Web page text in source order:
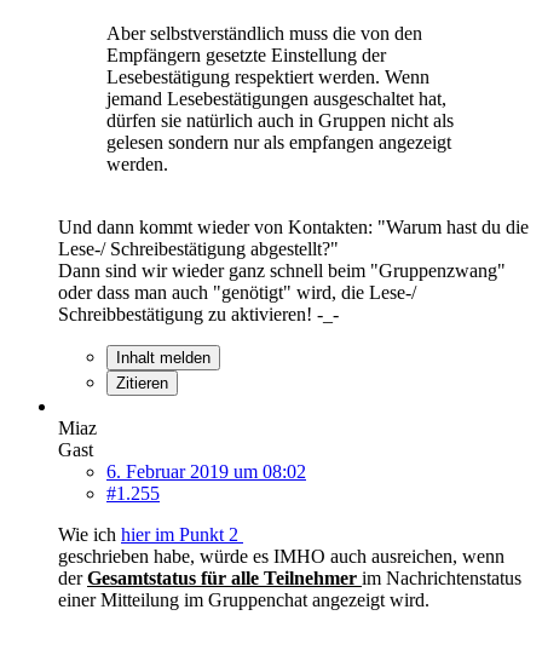
Aber selbstverständlich muss die von den
Empfängern gesetzte Einstellung der
Lesebestätigung respektiert werden. Wenn
jemand Lesebestätigungen ausgeschaltet hat,
dürfen sie natürlich auch in Gruppen nicht als
gelesen sondern nur als empfangen angezeigt
werden.
Und dann kommt wieder von Kontakten: "Warum hast du die
Lese-/ Schreibestätigung abgestellt?"
Dann sind wir wieder ganz schnell beim "Gruppenzwang"
oder dass man auch "genötigt" wird, die Lese-/
Schreibbestätigung zu aktivieren! -_-
Inhalt melden
Zitieren
Miaz
Gast
6. Februar 2019 um 08:02
#1.255
Wie ich hier im Punkt 2
geschrieben habe, würde es IMHO auch ausreichen, wenn
derGesamtstatus für alle Teilnehmer im Nachrichtenstatus
einer Mitteilung im Gruppenchat angezeigt wird.